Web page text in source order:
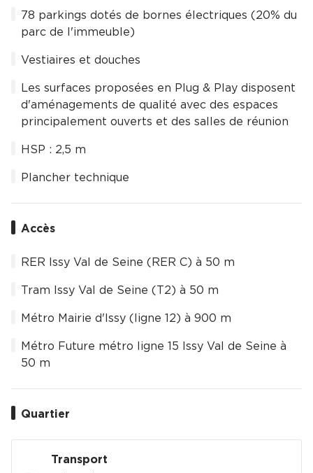
78 parkings dotés de bornes électriques (20% du
parc de l'immeuble)
Vestiaires et douches
Les surfaces proposées en Plug & Play disposent
d'aménagements de qualité avec des espaces
principalement ouverts et des salles de réunion
HSP : 2,5 m
Plancher technique
Accès
RER Issy Val de Seine (RER C) à 50 m
Tram Issy Val de Seine (T2) à 50 m
Métro Mairie d'Issy (ligne 12) à 900 m
Métro Future métro ligne 15 Issy Val de Seine à
50 m
Quartier
Transport